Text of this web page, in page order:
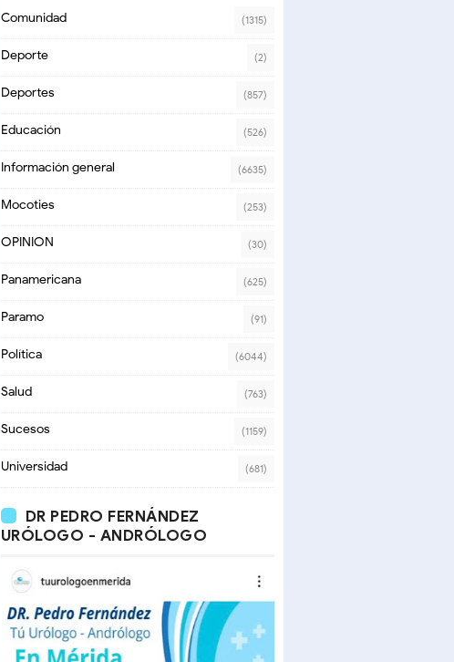
Comunidad (1315)
Deporte (2)
Deportes (857)
Educación (526)
Información general (6635)
Mocoties (253)
OPINION (30)
Panamericana (625)
Paramo (91)
Política (6044)
Salud (763)
Sucesos (1159)
Universidad (681)
DR PEDRO FERNÁNDEZ
URÓLOGO - ANDRÓLOGO